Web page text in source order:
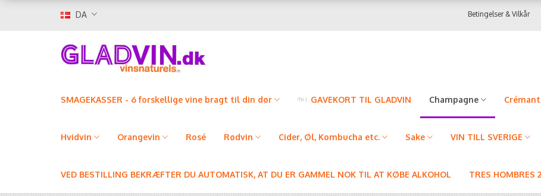
DA Betingelser & Vilkår
SMAGEKASSER - 6 forskellige vine bragt til din dør GAVEKORT TIL GLADVIN Champagne
Hvidvin Orangevin Rosé Rødvin Cider, Øl, Kombucha etc. Sake VIN TILL SVERIGE
VED BESTILLING BEKRÆFTER DU AUTOMATISK, AT DU ER GAMMEL NOK TIL AT KØBE ALKOHOL TRES HOMBRES